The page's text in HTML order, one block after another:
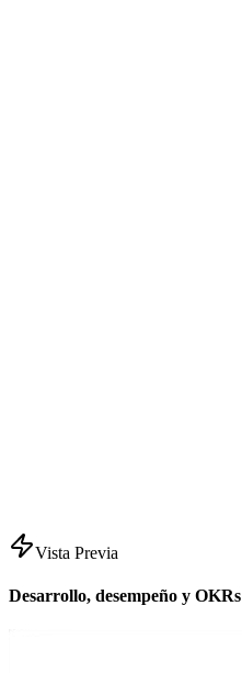
Vista Previa
Desarrollo, desempeño y OKRs